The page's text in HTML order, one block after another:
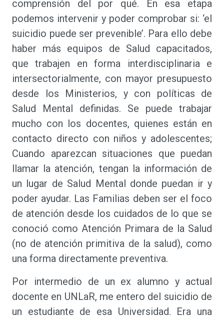
comprensión del por qué. En esa etapa
podemos intervenir y poder comprobar si: ‘el
suicidio puede ser prevenible’. Para ello debe
haber más equipos de Salud capacitados,
que trabajen en forma interdisciplinaria e
intersectorialmente, con mayor presupuesto
desde los Ministerios, y con políticas de
Salud Mental definidas. Se puede trabajar
mucho con los docentes, quienes están en
contacto directo con niños y adolescentes;
Cuando aparezcan situaciones que puedan
llamar la atención, tengan la información de
un lugar de Salud Mental donde puedan ir y
poder ayudar. Las Familias deben ser el foco
de atención desde los cuidados de lo que se
conoció como Atención Primara de la Salud
(no de atención primitiva de la salud), como
una forma directamente preventiva.
Por intermedio de un ex alumno y actual
docente en UNLaR, me entero del suicidio de
un estudiante de esa Universidad. Era una